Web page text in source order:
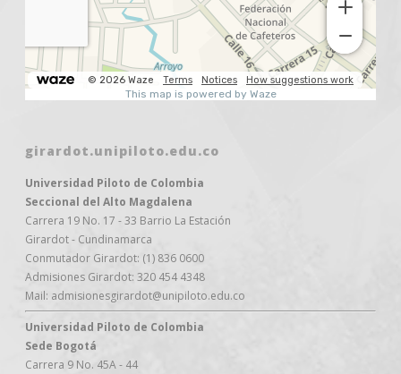
girardot.unipiloto.edu.co
Universidad Piloto de Colombia
Seccional del Alto Magdalena
Carrera 19 No. 17 - 33 Barrio La Estación
Girardot - Cundinamarca
Conmutador Girardot: (1) 836 0600
Admisiones Girardot: 320 454 4348
Mail: admisionesgirardot@unipiloto.edu.co
Universidad Piloto de Colombia
Sede Bogotá
Carrera 9 No. 45A - 44